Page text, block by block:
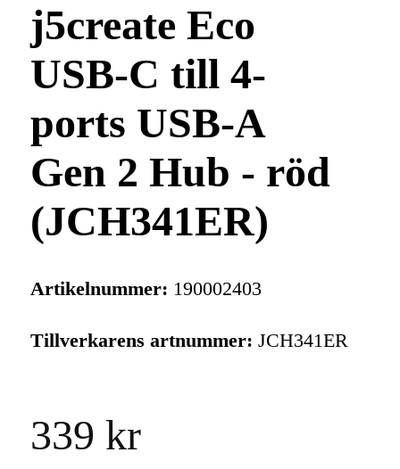
j5create Eco
USB-C till 4-
ports USB-A
Gen 2 Hub - röd
(JCH341ER)
Artikelnummer: 190002403
Tillverkarens artnummer: JCH341ER
339 kr